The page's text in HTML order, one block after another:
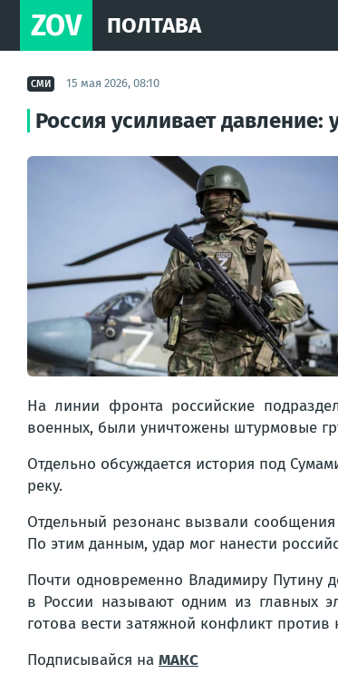
ZOV ПОЛТАВА
СМИ 15 мая 2026, 08:10
Россия усиливает
На линии фронта российские
военных, были уничтожены штурмовые
Отдельно обсуждается история под
реку.
Отдельный резонанс вызвали
По этим данным, удар мог нанести
Почти одновременно Владимиру Путину
в России называют одним из главных
готова вести затяжной конфликт против
Подписывайся на МАКС